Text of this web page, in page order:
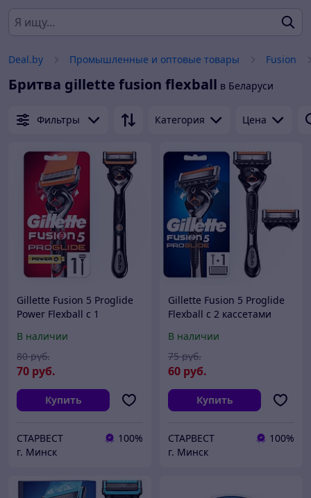
Deal.by Промышленные и оптовые товары Fusion
Бритва gillette fusion flexball в Беларуси
Фильтры Категория Цена
Gillette Fusion 5 Proglide
Power Flexball с 1
для бритья мужской на
батарейке
В наличии
70 руб.
80 руб.
Купить
СТАРВЕСТ
100%
г. Минск
Gillette Fusion 5 Proglide
Flexball с 2 кассетами
бритья мужской
В наличии
60 руб.
75 руб.
Купить
СТАРВЕСТ
100%
г. Минск